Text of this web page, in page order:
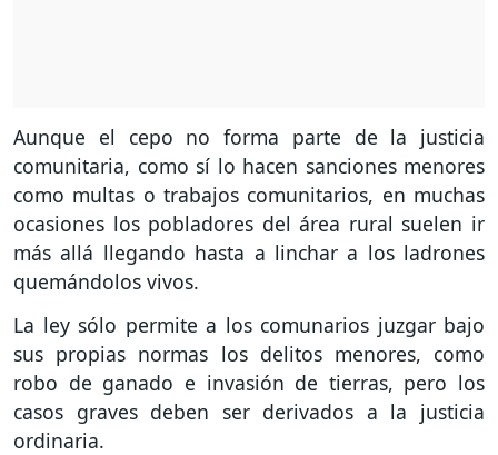
Aunque el cepo no forma parte de la justicia
comunitaria, como sí lo hacen sanciones menores
como multas o trabajos comunitarios, en muchas
ocasiones los pobladores del área rural suelen ir
más allá llegando hasta a linchar a los ladrones
quemándolos vivos.
La ley sólo permite a los comunarios juzgar bajo
sus propias normas los delitos menores, como
robo de ganado e invasión de tierras, pero los
casos graves deben ser derivados a la justicia
ordinaria.